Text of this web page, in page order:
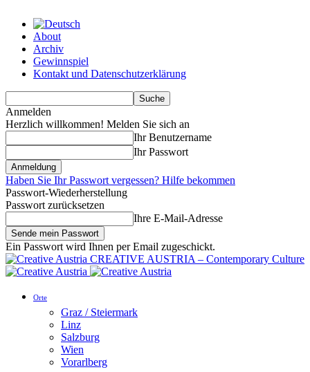
About
Archiv
Gewinnspiel
Kontakt und Datenschutzerklärung
Anmelden
Herzlich willkommen! Melden Sie sich an
Ihr Benutzername
Ihr Passwort
Haben Sie Ihr Passwort vergessen? Hilfe bekommen
Passwort-Wiederherstellung
Passwort zurücksetzen
Ihre E-Mail-Adresse
Ein Passwort wird Ihnen per Email zugeschickt.
CREATIVE AUSTRIA – Contemporary Culture
Orte
Graz / Steiermark
Linz
Salzburg
Wien
Vorarlberg